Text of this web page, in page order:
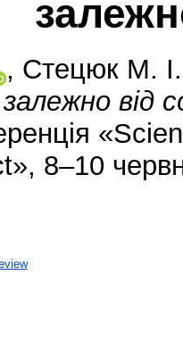
, Стецюк М. І.
від
8–10